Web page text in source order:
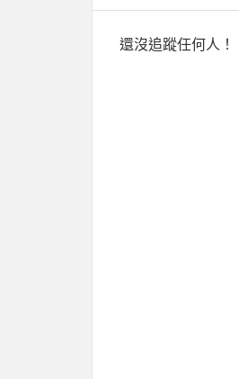
還沒追蹤任何人！